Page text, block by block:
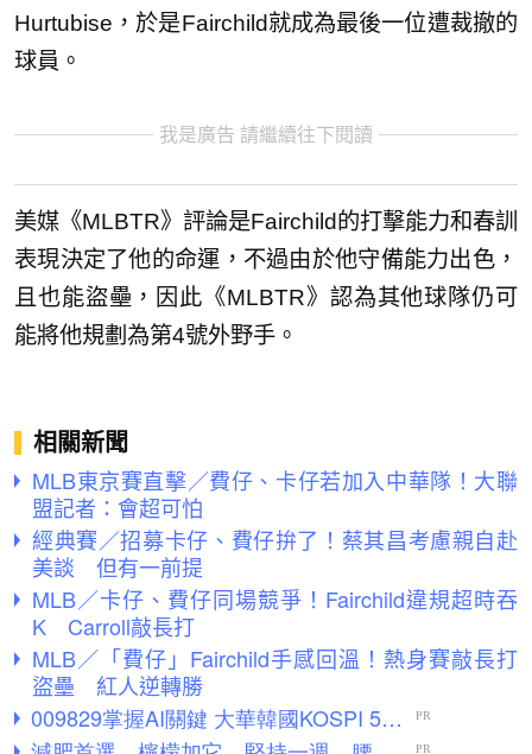
Hurtubise，於是Fairchild就成為最後一位遭裁撤的
球員。
我是廣告 請繼續往下閱讀
美媒《MLBTR》評論是Fairchild的打擊能力和春訓
表現決定了他的命運，不過由於他守備能力出色，
且也能盜壘，因此《MLBTR》認為其他球隊仍可
能將他規劃為第4號外野手。
相關新聞
MLB東京賽直擊／費仔、卡仔若加入中華隊！大聯
盟記者：會超可怕
經典賽／招募卡仔、費仔拚了！蔡其昌考慮親自赴
美談 但有一前提
MLB／卡仔、費仔同場競爭！Fairchild違規超時吞
K Carroll敲長打
MLB／「費仔」Fairchild手感回溫！熱身賽敲長打
盜壘 紅人逆轉勝